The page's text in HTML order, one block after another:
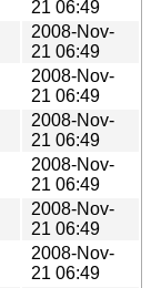
21 06:49
2008-Nov-
21 06:49
2008-Nov-
21 06:49
2008-Nov-
21 06:49
2008-Nov-
21 06:49
2008-Nov-
21 06:49
2008-Nov-
21 06:49